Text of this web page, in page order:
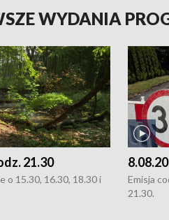
WYDANIA
21.30
o 15.30, 16.30, 18.30 i
Emisja
21.30.